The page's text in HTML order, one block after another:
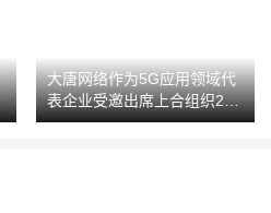
大唐网络作为5G应用领域代
表企业受邀出席上合组织20
周年华诞庆典